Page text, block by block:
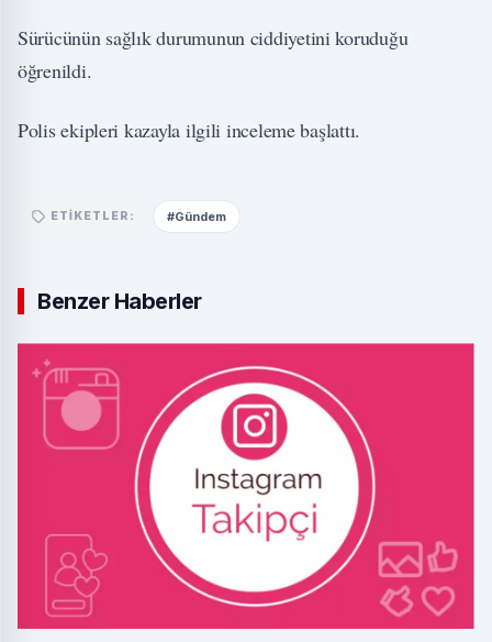
Sürücünün sağlık durumunun ciddiyetini koruduğu
öğrenildi.
Polis ekipleri kazayla ilgili inceleme başlattı.
ETIKETLER: #Gündem
Benzer Haberler